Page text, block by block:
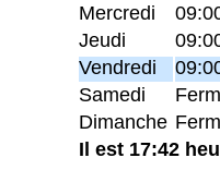
Mercredi
Jeudi
Vendredi
Samedi
Dimanche
Il est 17:42